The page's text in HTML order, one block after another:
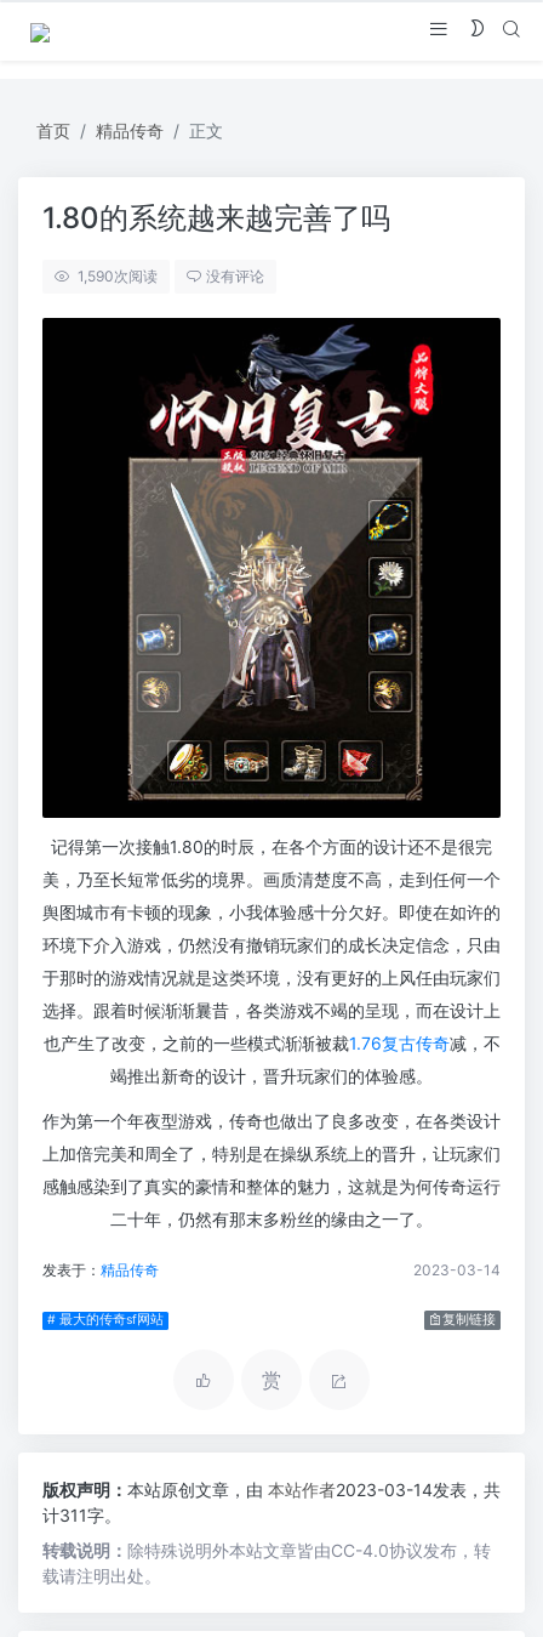
首页 精品传奇 正文
1.80的系统越来越完善了吗
1,590次阅读 没有评论
记得第一次接触1.80的时辰，在各个方面的设计还不是很完
美，乃至长短常低劣的境界。画质清楚度不高，走到任何一个
舆图城市有卡顿的现象，小我体验感十分欠好。即使在如许的
环境下介入游戏，仍然没有撤销玩家们的成长决定信念，只由
于那时的游戏情况就是这类环境，没有更好的上风任由玩家们
选择。跟着时候渐渐曩昔，各类游戏不竭的呈现，而在设计上
也产生了改变，之前的一些模式渐渐被裁1.76复古传奇减，不
竭推出新奇的设计，晋升玩家们的体验感。
作为第一个年夜型游戏，传奇也做出了良多改变，在各类设计
上加倍完美和周全了，特别是在操纵系统上的晋升，让玩家们
感触感染到了真实的豪情和整体的魅力，这就是为何传奇运行
二十年，仍然有那末多粉丝的缘由之一了。
发表于： 精品传奇 2023-03-14
# 最大的传奇sf网站 复制链接
赏
版权声明： 本站原创文章，由 本站作者2023-03-14发表，共
计311字。
转载说明： 除特殊说明外本站文章皆由CC-4.0协议发布，转
载请注明出处。